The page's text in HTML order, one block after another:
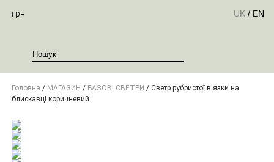
грн UK / EN
Головна / МАГАЗИН / БАЗОВІ СВЕТРИ / Светр рубристої в'язки на
блискавці коричневий